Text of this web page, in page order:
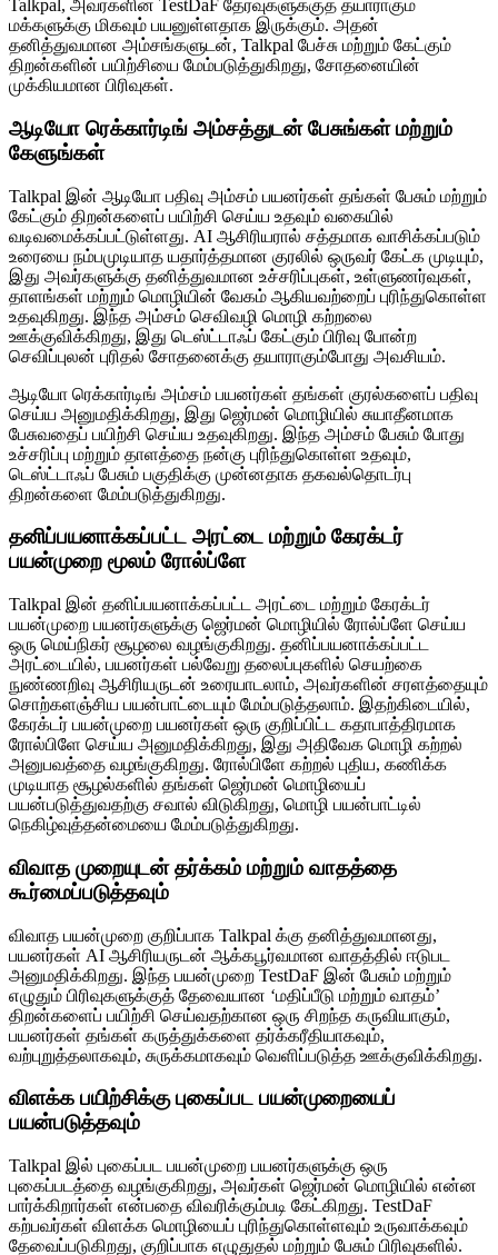
Talkpal, அவர்களின் TestDaF தேர்வுகளுக்குத் தயாராகும்
மக்களுக்கு மிகவும் பயனுள்ளதாக இருக்கும். அதன்
தனித்துவமான அம்சங்களுடன், Talkpal பேச்சு மற்றும் கேட்கும்
திறன்களின் பயிற்சியை மேம்படுத்துகிறது, சோதனையின்
முக்கியமான பிரிவுகள்.
ஆடியோ ரெக்கார்டிங் அம்சத்துடன் பேசுங்கள் மற்றும்
கேளுங்கள்
Talkpal இன் ஆடியோ பதிவு அம்சம் பயனர்கள் தங்கள் பேசும் மற்றும்
கேட்கும் திறன்களைப் பயிற்சி செய்ய உதவும் வகையில்
வடிவமைக்கப்பட்டுள்ளது. AI ஆசிரியரால் சத்தமாக வாசிக்கப்படும்
உரையை நம்பமுடியாத யதார்த்தமான குரலில் ஒருவர் கேட்க முடியும்,
இது அவர்களுக்கு தனித்துவமான உச்சரிப்புகள், உள்ளுணர்வுகள்,
தாளங்கள் மற்றும் மொழியின் வேகம் ஆகியவற்றைப் புரிந்துகொள்ள
உதவுகிறது. இந்த அம்சம் செவிவழி மொழி கற்றலை
ஊக்குவிக்கிறது, இது டெஸ்ட்டாஃப் கேட்கும் பிரிவு போன்ற
செவிப்புலன் புரிதல் சோதனைக்கு தயாராகும்போது அவசியம்.
ஆடியோ ரெக்கார்டிங் அம்சம் பயனர்கள் தங்கள் குரல்களைப் பதிவு
செய்ய அனுமதிக்கிறது, இது ஜெர்மன் மொழியில் சுயாதீனமாக
பேசுவதைப் பயிற்சி செய்ய உதவுகிறது. இந்த அம்சம் பேசும் போது
உச்சரிப்பு மற்றும் தாளத்தை நன்கு புரிந்துகொள்ள உதவும்,
டெஸ்ட்டாஃப் பேசும் பகுதிக்கு முன்னதாக தகவல்தொடர்பு
திறன்களை மேம்படுத்துகிறது.
தனிப்பயனாக்கப்பட்ட அரட்டை மற்றும் கேரக்டர்
பயன்முறை மூலம் ரோல்ப்ளே
Talkpal இன் தனிப்பயனாக்கப்பட்ட அரட்டை மற்றும் கேரக்டர்
பயன்முறை பயனர்களுக்கு ஜெர்மன் மொழியில் ரோல்ப்ளே செய்ய
ஒரு மெய்நிகர் சூழலை வழங்குகிறது. தனிப்பயனாக்கப்பட்ட
அரட்டையில், பயனர்கள் பல்வேறு தலைப்புகளில் செயற்கை
நுண்ணறிவு ஆசிரியருடன் உரையாடலாம், அவர்களின் சரளத்தையும்
சொற்களஞ்சிய பயன்பாட்டையும் மேம்படுத்தலாம். இதற்கிடையில்,
கேரக்டர் பயன்முறை பயனர்கள் ஒரு குறிப்பிட்ட கதாபாத்திரமாக
ரோல்பிளே செய்ய அனுமதிக்கிறது, இது அதிவேக மொழி கற்றல்
அனுபவத்தை வழங்குகிறது. ரோல்பிளே கற்றல் புதிய, கணிக்க
முடியாத சூழல்களில் தங்கள் ஜெர்மன் மொழியைப்
பயன்படுத்துவதற்கு சவால் விடுகிறது, மொழி பயன்பாட்டில்
நெகிழ்வுத்தன்மையை மேம்படுத்துகிறது.
விவாத முறையுடன் தர்க்கம் மற்றும் வாதத்தை
கூர்மைப்படுத்தவும்
விவாத பயன்முறை குறிப்பாக Talkpal க்கு தனித்துவமானது,
பயனர்கள் AI ஆசிரியருடன் ஆக்கபூர்வமான வாதத்தில் ஈடுபட
அனுமதிக்கிறது. இந்த பயன்முறை TestDaF இன் பேசும் மற்றும்
எழுதும் பிரிவுகளுக்குத் தேவையான ‘மதிப்பீடு மற்றும் வாதம்’
திறன்களைப் பயிற்சி செய்வதற்கான ஒரு சிறந்த கருவியாகும்,
பயனர்கள் தங்கள் கருத்துக்களை தர்க்கரீதியாகவும்,
வற்புறுத்தலாகவும், சுருக்கமாகவும் வெளிப்படுத்த ஊக்குவிக்கிறது.
விளக்க பயிற்சிக்கு புகைப்பட பயன்முறையைப்
பயன்படுத்தவும்
Talkpal இல் புகைப்பட பயன்முறை பயனர்களுக்கு ஒரு
புகைப்படத்தை வழங்குகிறது, அவர்கள் ஜெர்மன் மொழியில் என்ன
பார்க்கிறார்கள் என்பதை விவரிக்கும்படி கேட்கிறது. TestDaF
கற்பவர்கள் விளக்க மொழியைப் புரிந்துகொள்ளவும் உருவாக்கவும்
தேவைப்படுகிறது, குறிப்பாக எழுதுதல் மற்றும் பேசும் பிரிவுகளில்.